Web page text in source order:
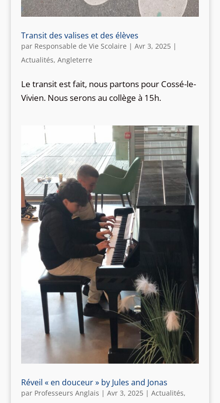
Transit des valises et des élèves
par Responsable de Vie Scolaire | Avr 3, 2025 |
Actualités, Angleterre
Le transit est fait, nous partons pour Cossé-le-
Vivien. Nous serons au collège à 15h.
Réveil « en douceur » by Jules and Jonas
par Professeurs Anglais | Avr 3, 2025 | Actualités,